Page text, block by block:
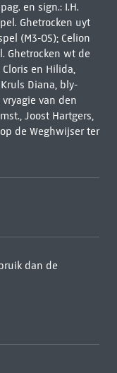
en sign.: I.H.
Ghetrocken uyt
(M3-O5); Celion
Ghetrocken wt de
Cloris en Hilida,
Diana, bly-
vryagie van den
Joost Hartgers,
de Weghwijser ter
dan de